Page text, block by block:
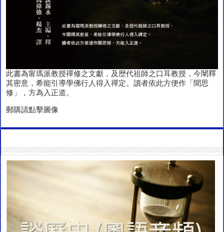
此書為甯瑪派教授禪修之文獻，及歴代祖師之口耳教授，今闡釋
其密意，希能引導學佛行人得入禪定。讀者依此方便作「聞思
修」，方為入正道。
郵購請點擊圖像